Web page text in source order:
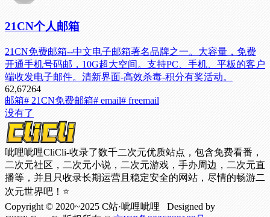
21CN个人邮箱
21CN免费邮箱--中文电子邮箱著名品牌之一。大容量，免费
开通手机号码邮，10G超大空间。支持PC、手机、平板的客户
端收发电子邮件。清新界面-高效杀毒-积分有奖活动。
62,67264
邮箱# 21CN免费邮箱# email# freemail
没有了
呲哩呲哩CliCli-收录了数千二次元优质站点，包含免费看番，
二次元社区，二次元小说，二次元游戏，手办周边，二次元直
播等，并且只收录长期运营且稳定安全的网站，尽情的畅游二
次元世界吧！⭐
Copyright © 2020~2025 C站·呲哩呲哩 Designed by